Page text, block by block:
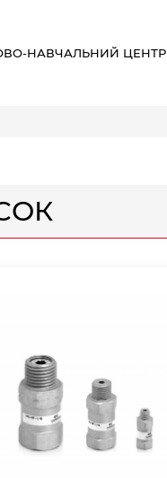
НАВЧАЛЬНИЙ ЦЕНТР